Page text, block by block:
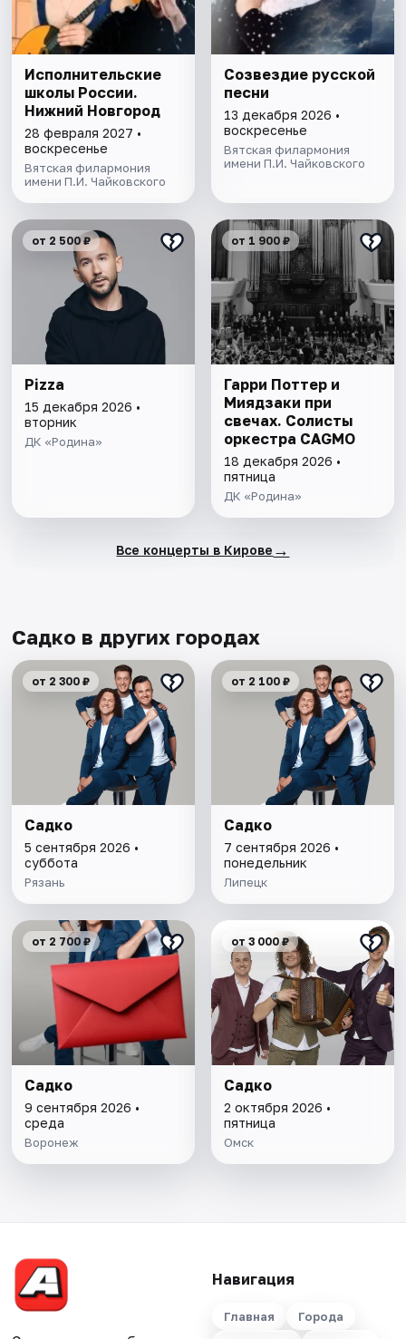
Исполнительские
школы России.
Нижний Новгород
28 февраля 2027 •
воскресенье
Вятская филармония
имени П.И. Чайковского
Созвездие русской
песни
13 декабря 2026 •
воскресенье
Вятская филармония
имени П.И. Чайковского
от 2 500 ₽
Pizza
15 декабря 2026 •
вторник
ДК «Родина»
от 1 900 ₽
Гарри Поттер и
Миядзаки при
свечах. Солисты
оркестра CAGMO
18 декабря 2026 •
пятница
ДК «Родина»
Все концерты в Кирове →
Садко в других городах
от 2 300 ₽
Садко
5 сентября 2026 •
суббота
Рязань
от 2 100 ₽
Садко
7 сентября 2026 •
понедельник
Липецк
от 2 700 ₽
Садко
9 сентября 2026 •
среда
Воронеж
от 3 000 ₽
Садко
2 октября 2026 •
пятница
Омск
Навигация
Главная
Города